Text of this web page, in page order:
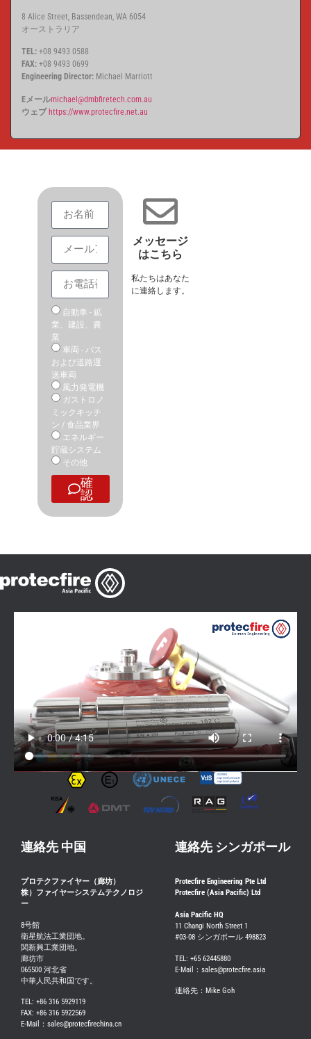
8 Alice Street, Bassendean, WA 6054
オーストラリア
TEL: +08 9493 0588
FAX: +08 9493 0699
Engineering Director: Michael Marriott
Eメールmichael@dmbfiretech.com.au
ウェブ https://www.protecfire.net.au
自動車 - 鉱
業、建設、農
業
車両 - バス
および道路運
送車両
風力発電機
ガストロノ
ミックキッチ
ン / 食品業界
エネルギー
貯蔵システム
その他
確
認
メッセージ
はこちら
私たちはあなた
に連絡します。
連絡先 中国
プロテクファイヤー（廊坊）
株）ファイヤーシステムテクノロジ
ー
8号館
衛星航法工業団地。
関新興工業団地。
廊坊市
065500 河北省
中華人民共和国です。
TEL: +86 316 5929119
FAX: +86 316 5922569
E-Mail：sales@protecfirechina.cn
連絡先 シンガポール
Protecfire Engineering Pte Ltd
Protecfire (Asia Pacific) Ltd
Asia Pacific HQ
11 Changi North Street 1
#03-08 シンガポール 498823
TEL: +65 62445880
E-Mail：sales@protecfire.asia
連絡先：Mike Goh